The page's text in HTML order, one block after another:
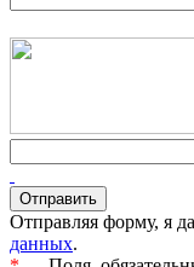
Отправляя форму, я
данных.